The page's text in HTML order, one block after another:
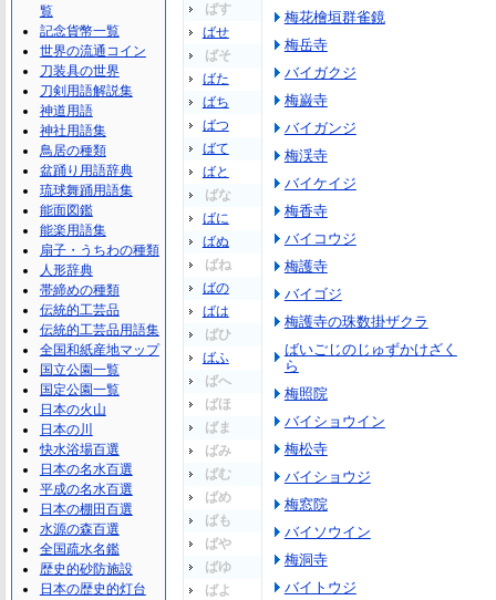
ばす
ばせ
ばそ
ばた
ばち
ばつ
ばて
ばと
ばな
ばに
ばぬ
ばね
ばの
ばは
ばひ
ばふ
ばへ
ばほ
ばま
ばみ
ばむ
ばめ
ばも
ばや
ばゆ
ばよ
梅花檜垣群雀鏡
梅岳寺
バイガクジ
梅巌寺
バイガンジ
梅渓寺
バイケイジ
梅香寺
バイコウジ
梅護寺
バイゴジ
梅護寺の珠数掛ザクラ
ばいごじのじゅずかけざく
ら
梅照院
バイショウイン
梅松寺
バイショウジ
梅窓院
バイソウイン
梅洞寺
バイトウジ
覧
記念貨幣一覧
世界の流通コイン
刀装具の世界
刀剣用語解説集
神道用語
神社用語集
鳥居の種類
盆踊り用語辞典
琉球舞踊用語集
能面図鑑
能楽用語集
扇子・うちわの種類
人形辞典
帯締めの種類
伝統的工芸品
伝統的工芸品用語集
全国和紙産地マップ
国立公園一覧
国定公園一覧
日本の火山
日本の川
快水浴場百選
日本の名水百選
平成の名水百選
日本の棚田百選
水源の森百選
全国疏水名鑑
歴史的砂防施設
日本の歴史的灯台